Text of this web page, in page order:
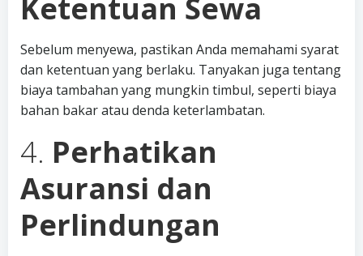
Ketentuan Sewa
Sebelum menyewa, pastikan Anda memahami syarat
dan ketentuan yang berlaku. Tanyakan juga tentang
biaya tambahan yang mungkin timbul, seperti biaya
bahan bakar atau denda keterlambatan.
4. Perhatikan
Asuransi dan
Perlindungan